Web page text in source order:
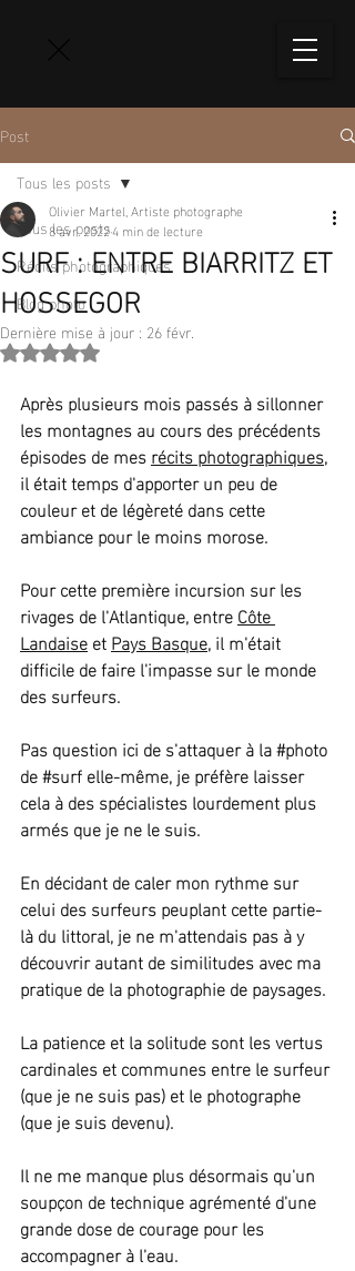
Post
Tous les posts
Récits photographiques
Blog photo
Tous les posts
SURF : ENTRE BIARRITZ ET
HOSSEGOR
Olivier Martel, Artiste photographe
8 avr. 20224 min de lecture
Dernière mise à jour : 26 févr.
Noté NaN étoiles sur 5.
Après plusieurs mois passés à sillonner
les montagnes au cours des précédents
épisodes de mes récits photographiques,
il était temps d'apporter un peu de
couleur et de légèreté dans cette
ambiance pour le moins morose.
Pour cette première incursion sur les
rivages de l'Atlantique, entre Côte
Landaise et Pays Basque, il m'était
difficile de faire l'impasse sur le monde
des surfeurs.
Pas question ici de s'attaquer à la #photo
de #surf elle-même, je préfère laisser
cela à des spécialistes lourdement plus
armés que je ne le suis.
En décidant de caler mon rythme sur
celui des surfeurs peuplant cette partie-
là du littoral, je ne m'attendais pas à y
découvrir autant de similitudes avec ma
pratique de la photographie de paysages.
La patience et la solitude sont les vertus
cardinales et communes entre le surfeur
(que je ne suis pas) et le photographe
(que je suis devenu).
Il ne me manque plus désormais qu'un
soupçon de technique agrémenté d'une
grande dose de courage pour les
accompagner à l'eau.